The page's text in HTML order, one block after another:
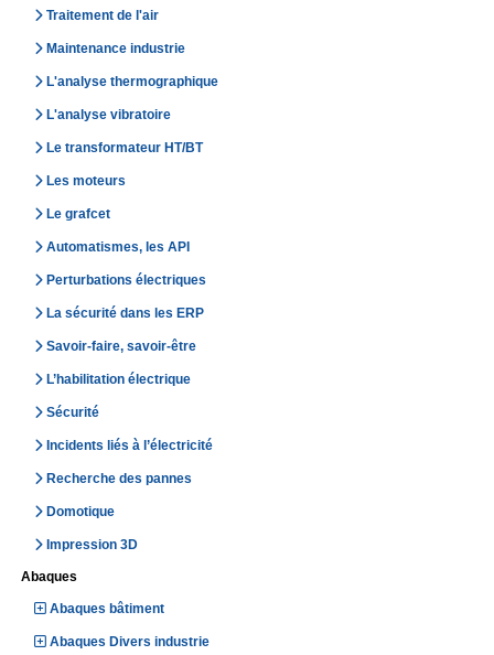
Traitement de l'air
Maintenance industrie
L'analyse thermographique
L'analyse vibratoire
Le transformateur HT/BT
Les moteurs
Le grafcet
Automatismes, les API
Perturbations électriques
La sécurité dans les ERP
Savoir-faire, savoir-être
L’habilitation électrique
Sécurité
Incidents liés à l’électricité
Recherche des pannes
Domotique
Impression 3D
Abaques
Abaques bâtiment
Abaques Divers industrie